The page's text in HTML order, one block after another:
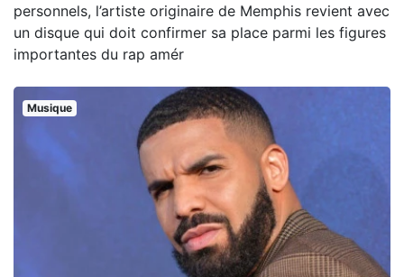
personnels, l’artiste originaire de Memphis revient avec
un disque qui doit confirmer sa place parmi les figures
importantes du rap amér
Musique